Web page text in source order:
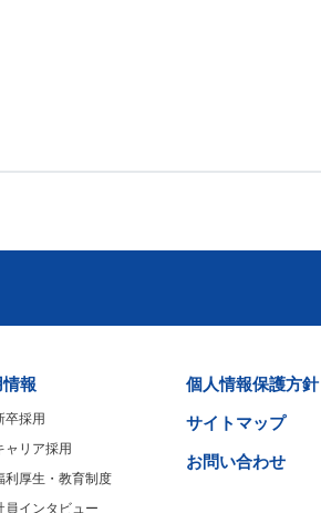
報
卒採用
ャリア採用
利厚生・教育制度
員インタビュー
個人情報保護方針
サイトマップ
お問い合わせ